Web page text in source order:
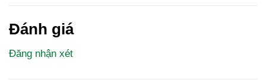
Đánh giá
Đăng nhận xét